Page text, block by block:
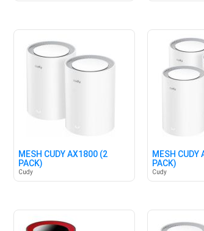
MESH CUDY AX1800 (2
PACK)
Cudy
MESH CUDY
PACK)
Cudy